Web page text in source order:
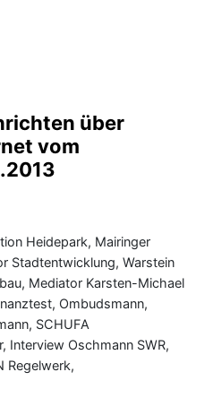
über
vom
Heidepark, Mairinger
Stadtentwicklung, Warstein
Mediator Karsten-Michael
Ombudsmann,
SCHUFA
Interview Oschmann SWR,
Regelwerk,